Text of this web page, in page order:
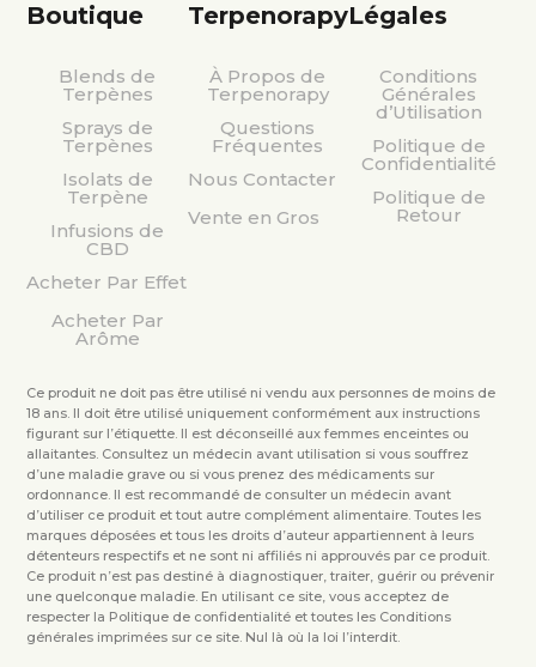
Boutique
Blends de
Terpènes
Sprays de
Terpènes
Isolats de
Terpène
Infusions de
CBD
Acheter Par Effet
Acheter Par
Arôme
Terpenorapy
À Propos de
Terpenorapy
Questions
Fréquentes
Nous Contacter
Vente en Gros
Légales
Conditions
Générales
d’Utilisation
Politique de
Confidentialité
Politique de
Retour
Ce produit ne doit pas être utilisé ni vendu aux personnes de moins de
18 ans. Il doit être utilisé uniquement conformément aux instructions
figurant sur l’étiquette. Il est déconseillé aux femmes enceintes ou
allaitantes. Consultez un médecin avant utilisation si vous souffrez
d’une maladie grave ou si vous prenez des médicaments sur
ordonnance. Il est recommandé de consulter un médecin avant
d’utiliser ce produit et tout autre complément alimentaire. Toutes les
marques déposées et tous les droits d’auteur appartiennent à leurs
détenteurs respectifs et ne sont ni affiliés ni approuvés par ce produit.
Ce produit n’est pas destiné à diagnostiquer, traiter, guérir ou prévenir
une quelconque maladie. En utilisant ce site, vous acceptez de
respecter la Politique de confidentialité et toutes les Conditions
générales imprimées sur ce site. Nul là où la loi l’interdit.